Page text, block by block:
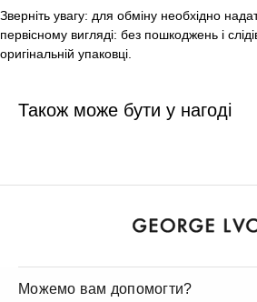
Зверніть увагу: для обміну необхідно
первісному вигляді: без пошкоджень і
оригінальній упаковці.
Також може бути у нагоді
Можемо вам допомогти?